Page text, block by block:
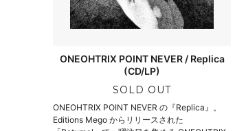
ONEOHTRIX POINT NEVER / Replica
(CD/LP)
SOLD OUT
ONEOHTRIX POINT NEVER の『Replica』。
Editions Mego からリリースされた